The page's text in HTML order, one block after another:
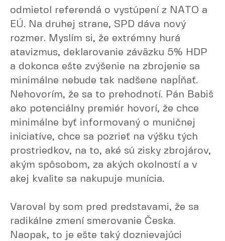
odmietol referendá o vystúpení z NATO a
EÚ. Na druhej strane, SPD dáva nový
rozmer. Myslím si, že extrémny hurá
atavizmus, deklarovanie záväzku 5% HDP
a dokonca ešte zvýšenie na zbrojenie sa
minimálne nebude tak nadšene napĺňať.
Nehovorím, že sa to prehodnotí. Pán Babiš
ako potenciálny premiér hovorí, že chce
minimálne byť informovaný o muničnej
iniciatíve, chce sa pozrieť na výšku tých
prostriedkov, na to, aké sú zisky zbrojárov,
akým spôsobom, za akých okolností a v
akej kvalite sa nakupuje munícia.
Varoval by som pred predstavami, že sa
radikálne zmení smerovanie Česka.
Naopak, to je ešte taký doznievajúci